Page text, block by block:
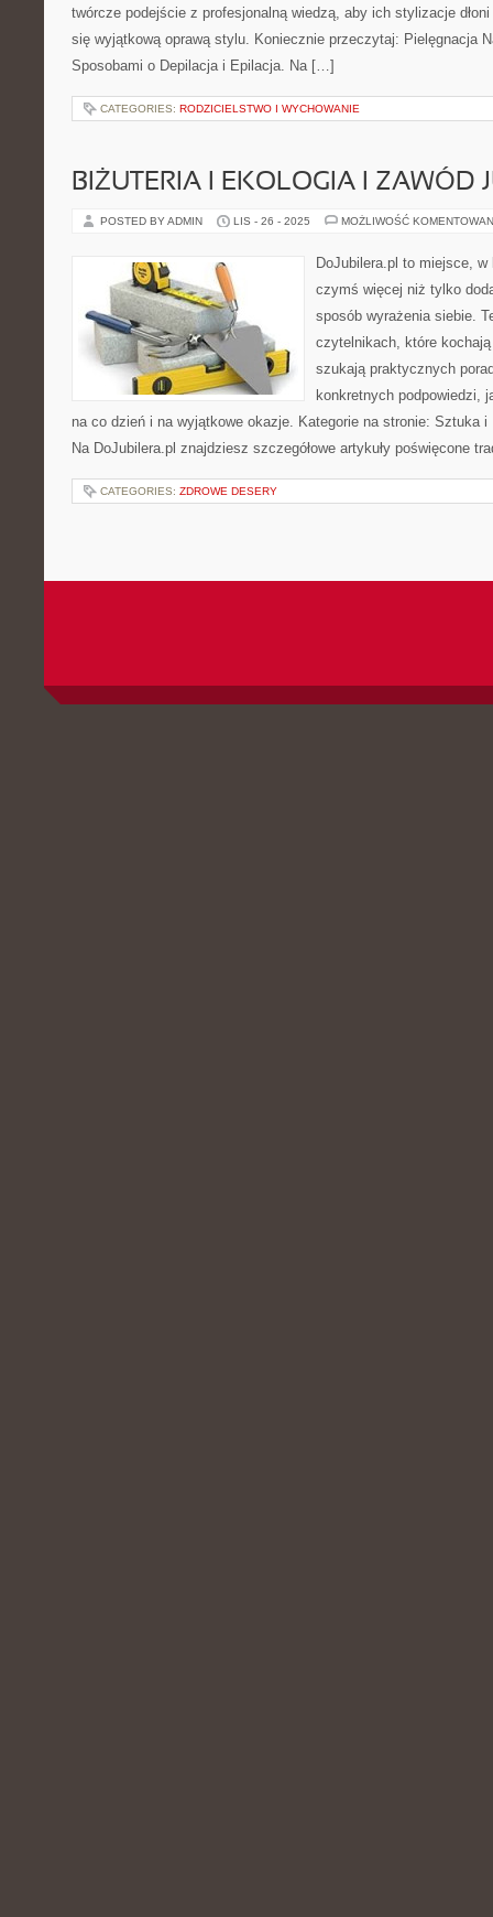
twórcze podejście z profesjonalną wiedzą, aby ich stylizacje
się wyjątkową oprawą stylu. Koniecznie przeczytaj: Pielęgnacja
Sposobami o Depilacja i Epilacja. Na […]
CATEGORIES: RODZICIELSTWO I WYCHOWANIE
BIŻUTERIA I EKOLOGIA I ZAWÓD
POSTED BY ADMIN LIS - 26 - 2025 MOŻLIWOŚĆ
DoJubilera.pl to miejsce,
czymś więcej niż tylko
sposób wyrażenia siebie.
czytelnikach, które
szukają praktycznych
konkretnych podpowiedzi,
na co dzień i na wyjątkowe okazje. Kategorie na stronie: Sztuka
Na DoJubilera.pl znajdziesz szczegółowe artykuły poświęcone
CATEGORIES: ZDROWE DESERY